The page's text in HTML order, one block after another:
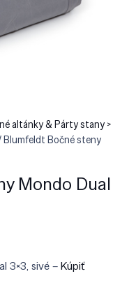
altánky & Párty stany >
Blumfeldt Bočné steny
Mondo Dual
3×3, sivé –Kúpiť